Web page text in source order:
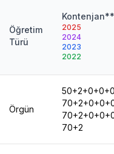
Öğretim
Türü
Kontenjan**
2025
2024
2023
2022
Örgün
50+2+0+0+0
70+2